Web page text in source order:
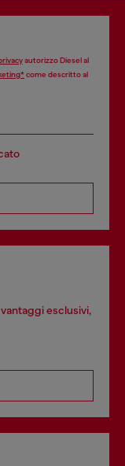
autorizzo Diesel al
come descritto al
esclusivi,